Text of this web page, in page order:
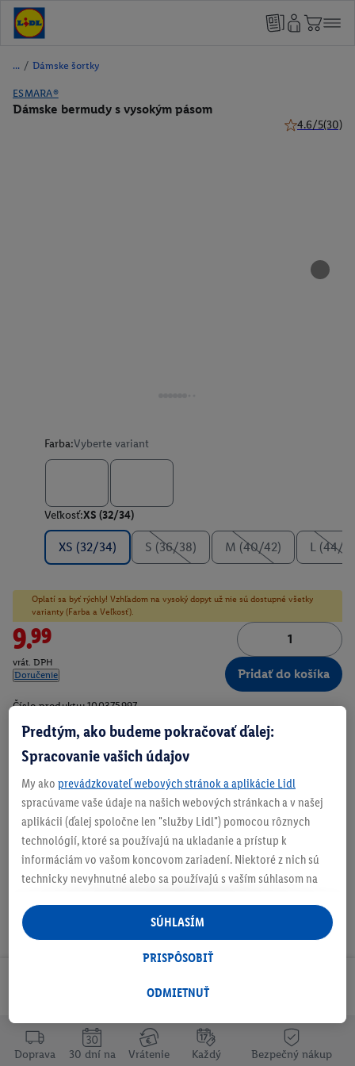
/ Dámske šortky
ESMARA®
Dámske bermudy s vysokým pásom
4.6/5(30)
Farba:Vyberte variant
Veľkosť:XS (32/34)
XS (32/34) S (36/38) M (40/42) L (44/
Oplatí sa byť rýchly! Vzhľadom na vysoký dopyt už nie sú dostupné všetky
varianty (Farba a Veľkosť).
9.99
vrát. DPH
Doručenie
Pridať do košíka
Číslo produktu: 100375997
Zistite svoju veľkosť
O produkte
Odoberaj Newsletter!
Doprava
30 dní na
Vrátenie
Každý
Bezpečný nákup
Predtým, ako budeme pokračovať ďalej:
Spracovanie vašich údajov
My ako prevádzkovateľ webových stránok a aplikácie Lidl
spracúvame vaše údaje na našich webových stránkach a v našej
aplikácii (ďalej spoločne len "služby Lidl") pomocou rôznych
technológií, ktoré sa používajú na ukladanie a prístup k
informáciám vo vašom koncovom zariadení. Niektoré z nich sú
technicky nevyhnutné alebo sa používajú s vaším súhlasom na
personalizovanú reklamu v rámci služieb Lidl aj mimo nich. Ak
ste účastníkom programu Lidl Plus, na tieto účely sa spracúvajú
aj údaje z vášho nákupného správania v obchode.
následne si vytvoríte účet Lidl Plus alebo sa prihlásite do svojho
tiež vytvoriť špeciálny online identifikátor z e-mailovej adresy,
ktorú tam uvediete, aby sme vás mohli rozpoznať v službách
ODMIETNUŤ
PRISPÔSOBIŤ
SÚHLASÍM